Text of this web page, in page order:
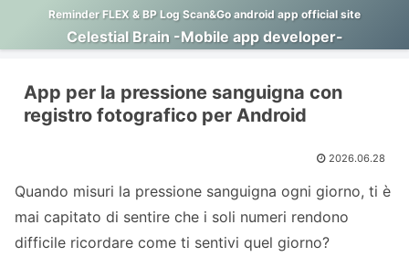
Reminder FLEX & BP Log Scan&Go android app official site
Celestial Brain -Mobile app developer-
App per la pressione sanguigna con
registro fotografico per Android
2026.06.28
Quando misuri la pressione sanguigna ogni giorno, ti è
mai capitato di sentire che i soli numeri rendono
difficile ricordare come ti sentivi quel giorno?